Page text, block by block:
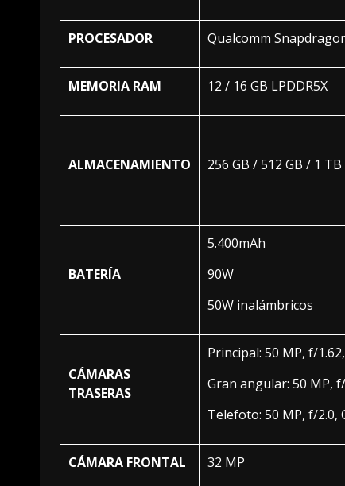
PROCESADOR Qualcomm
MEMORIA RAM 12 / 16 GB LPDDR5X
ALMACENAMIENTO 256 GB / 512 GB / 1 TB
BATERÍA
5.400mAh
90W
50W inalámbricos
CÁMARAS
TRASERAS
Principal: 50 MP, f/
Gran angular: 50 MP, f/
Telefoto: 50 MP, f/2.0,
CÁMARA FRONTAL 32 MP